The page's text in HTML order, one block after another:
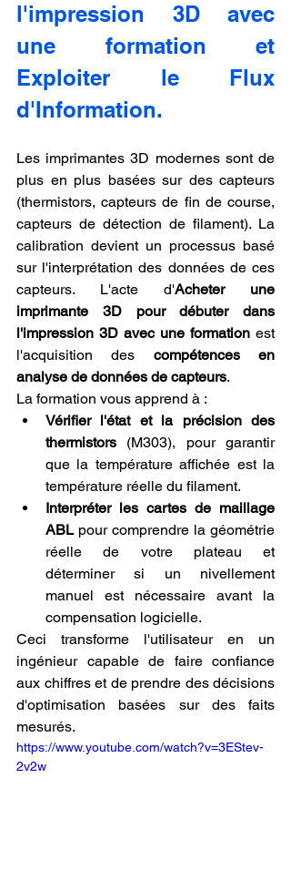
l'impression 3D avec
une formation et
Exploiter le Flux
d'Information.
Les imprimantes 3D modernes sont de
plus en plus basées sur des capteurs
(thermistors, capteurs de fin de course,
capteurs de détection de filament). La
calibration devient un processus basé
sur l'interprétation des données de ces
capteurs. L'acte d'Acheter une
imprimante 3D pour débuter dans
l'impression 3D avec une formation est
l'acquisition des compétences en
analyse de données de capteurs.
La formation vous apprend à :
Vérifier l'état et la précision des
thermistors (M303), pour garantir
que la température affichée est la
température réelle du filament.
Interpréter les cartes de maillage
ABL pour comprendre la géométrie
réelle de votre plateau et
déterminer si un nivellement
manuel est nécessaire avant la
compensation logicielle.
Ceci transforme l'utilisateur en un
ingénieur capable de faire confiance
aux chiffres et de prendre des décisions
d'optimisation basées sur des faits
mesurés.
https://www.youtube.com/watch?v=3EStev-
2v2w